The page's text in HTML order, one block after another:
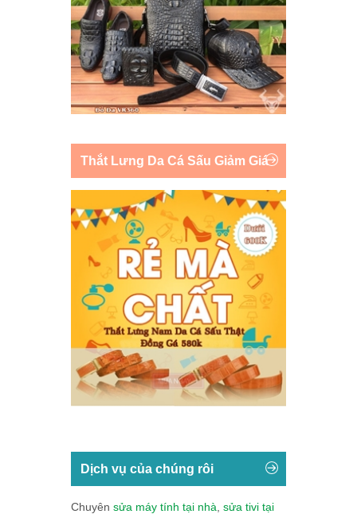
Thắt Lưng Da Cá Sấu Giảm Giá
Dịch vụ của chúng rôi
Chuyên sửa máy tính tại nhà sửa tivi tại